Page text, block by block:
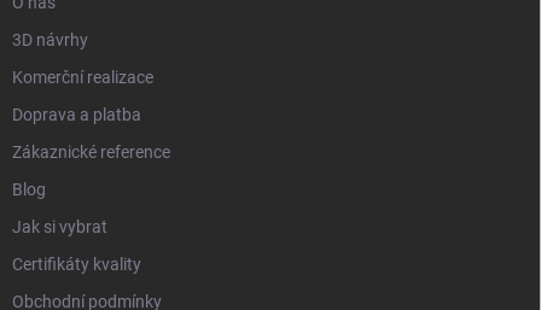
3D návrhy
Komerční realizace
Doprava a platba
Zákaznické reference
Blog
Jak si vybrat
Certifikáty kvality
Obchodní podmínky